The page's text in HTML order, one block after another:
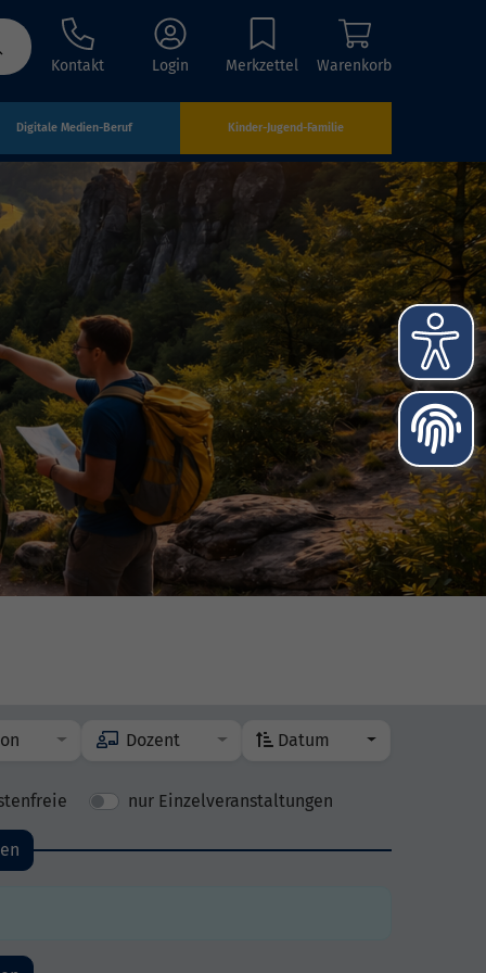
Kontakt Login Merkzettel Warenkorb
Digitale Medien-Beruf Kinder-Jugend-Familie
Dozent Datum
nur Einzelveranstaltungen